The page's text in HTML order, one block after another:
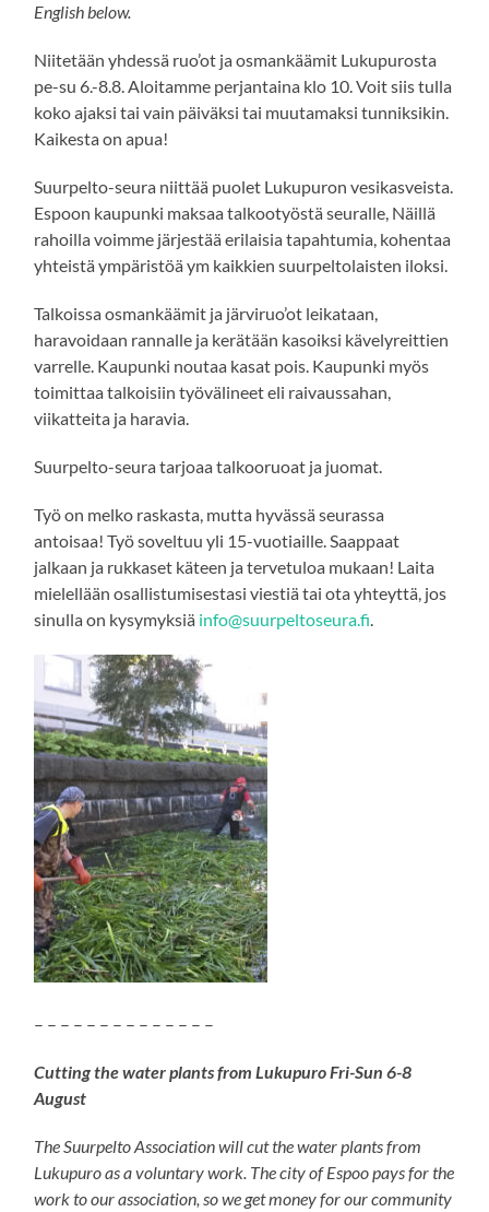
English below.
Niitetään yhdessä ruo’ot ja osmankäämit Lukupurosta
pe-su 6.-8.8. Aloitamme perjantaina klo 10. Voit siis tulla
koko ajaksi tai vain päiväksi tai muutamaksi tunniksikin.
Kaikesta on apua!
Suurpelto-seura niittää puolet Lukupuron vesikasveista.
Espoon kaupunki maksaa talkootyöstä seuralle, Näillä
rahoilla voimme järjestää erilaisia tapahtumia, kohentaa
yhteistä ympäristöä ym kaikkien suurpeltolaisten iloksi.
Talkoissa osmankäämit ja järviruo’ot leikataan,
haravoidaan rannalle ja kerätään kasoiksi kävelyreittien
varrelle. Kaupunki noutaa kasat pois. Kaupunki myös
toimittaa talkoisiin työvälineet eli raivaussahan,
viikatteita ja haravia.
Suurpelto-seura tarjoaa talkooruoat ja juomat.
Työ on melko raskasta, mutta hyvässä seurassa
antoisaa! Työ soveltuu yli 15-vuotiaille. Saappaat
jalkaan ja rukkaset käteen ja tervetuloa mukaan! Laita
mielellään osallistumisestasi viestiä tai ota yhteyttä, jos
sinulla on kysymyksiä info@suurpeltoseura.fi
– – – – – – – – – – – – – –
Cutting the water plants from Lukupuro Fri-Sun 6-8
August
The Suurpelto Association will cut the water plants from
Lukupuro as a voluntarywork. The city of Espoo pays for the
work to our association, so we get money for our community